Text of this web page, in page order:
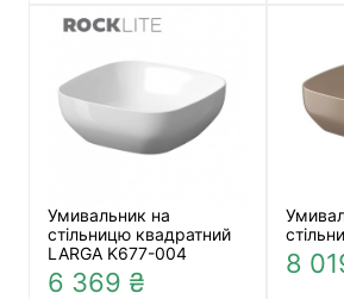
Умивальник на
стільницю квадратний
LARGA K677-004
6 369 ₴
8